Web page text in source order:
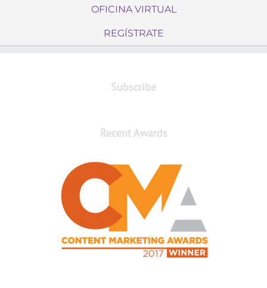
OFICINA VIRTUAL
REGÍSTRATE
Subscribe
Recent Awards